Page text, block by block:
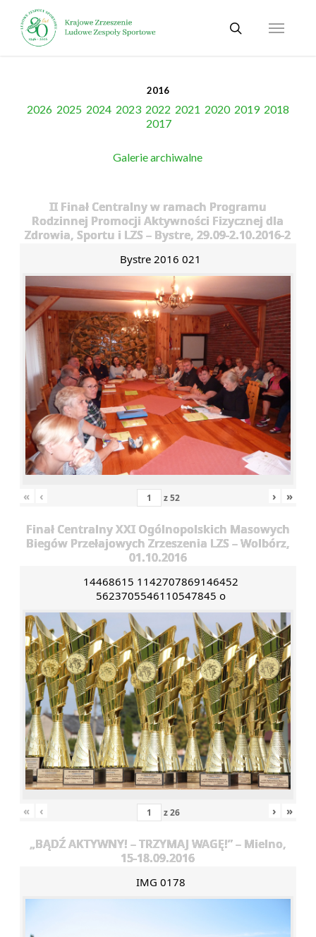
main
content
search
Menu
2016
2026 2025 2024 2023 2022 2021 2020 2019 2018
2017
Galerie archiwalne
II Finał Centralny w ramach Programu
Rodzinnej Promocji Aktywności Fizycznej dla
Zdrowia, Sportu i LZS – Bystre, 29.09-2.10.2016-2
Bystre 2016 021
« ‹ z52 › »
Finał Centralny XXI Ogólnopolskich Masowych
Biegów Przełajowych Zrzeszenia LZS – Wolbórz,
01.10.2016
14468615 1142707869146452
5623705546110547845 o
« ‹ z26 › »
„BĄDŹ AKTYWNY! – TRZYMAJ WAGĘ!” – Mielno,
15-18.09.2016
IMG 0178